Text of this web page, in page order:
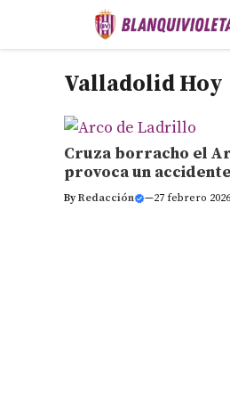
Valladolid Hoy
Cruza borracho el
provoca un
ByRedacción —27 febrero